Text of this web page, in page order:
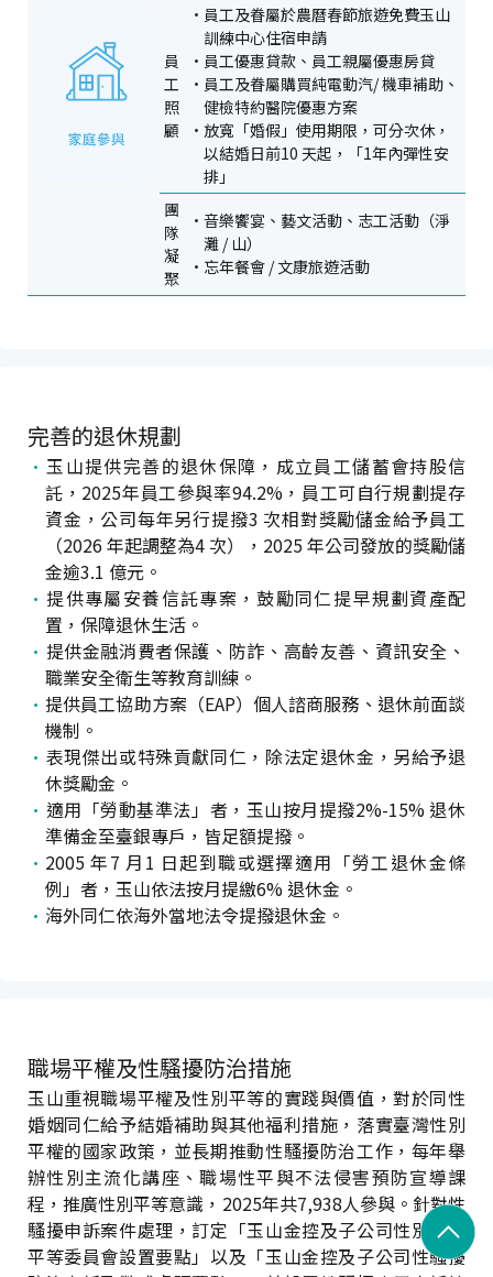
員
工
照
顧
員工及眷屬於農曆春節旅遊免費玉山
訓練中心住宿申請
員工優惠貸款、員工親屬優惠房貸
員工及眷屬購買純電動汽/ 機車補助、
健檢特約醫院優惠方案
放寬「婚假」使用期限，可分次休，
以結婚日前10 天起，「1年內彈性安
排」
團
隊
凝
聚
音樂饗宴、藝文活動、志工活動（淨
灘 / 山）
忘年餐會 / 文康旅遊活動
完善的退休規劃
玉山提供完善的退休保障，成立員工儲蓄會持股信
託，2025年員工參與率94.2%，員工可自行規劃提存
資金，公司每年另行提撥3 次相對獎勵儲金給予員工
（2026 年起調整為4 次），2025 年公司發放的獎勵儲
金逾3.1 億元。
提供專屬安養信託專案，鼓勵同仁提早規劃資產配
置，保障退休生活。
提供金融消費者保護、防詐、高齡友善、資訊安全、
職業安全衛生等教育訓練。
提供員工協助方案（EAP）個人諮商服務、退休前面談
機制。
表現傑出或特殊貢獻同仁，除法定退休金，另給予退
休獎勵金。
適用「勞動基準法」者，玉山按月提撥2%-15% 退休
準備金至臺銀專戶，皆足額提撥。
2005 年7 月1 日起到職或選擇適用「勞工退休金條
例」者，玉山依法按月提繳6% 退休金。
海外同仁依海外當地法令提撥退休金。
職場平權及性騷擾防治措施
玉山重視職場平權及性別平等的實踐與價值，對於同性
婚姻同仁給予結婚補助與其他福利措施，落實臺灣性別
平權的國家政策，並長期推動性騷擾防治工作，每年舉
辦性別主流化講座、職場性平與不法侵害預防宣導課
程，推廣性別平等意識，2025年共7,938人參與。針對性
騷擾申訴案件處理，訂定「玉山金控及子公司性別工作
平等委員會設置要點」以及「玉山金控及子公司性騷擾